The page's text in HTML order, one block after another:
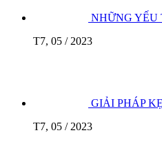
NHỮNG YẾU
T7, 05 / 2023
GIẢI PHÁP
T7, 05 / 2023